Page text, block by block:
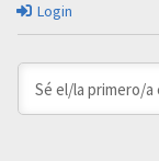
Login